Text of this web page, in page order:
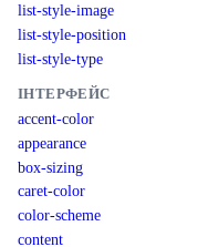
list-style-image
list-style-position
list-style-type
ІНТЕРФЕЙС
accent-color
appearance
box-sizing
caret-color
color-scheme
content